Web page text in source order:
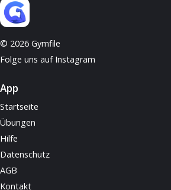
© 2026 Gymfile
Folge uns auf Instagram
App
Startseite
Übungen
Hilfe
Datenschutz
AGB
Kontakt